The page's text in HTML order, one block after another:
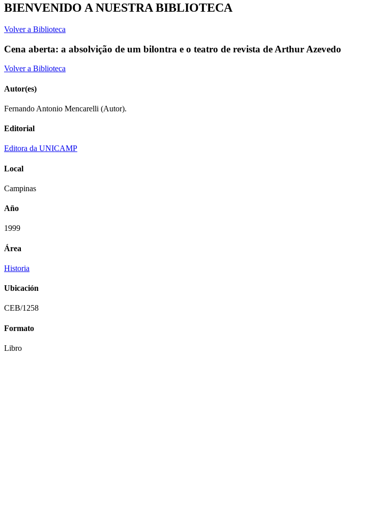
BIENVENIDO A NUESTRA BIBLIOTECA
Volver a Biblioteca
Cena aberta: a absolvição de um bilontra e o teatro de revista de Arthur Azevedo
Volver a Biblioteca
Autor(es)
Fernando Antonio Mencarelli (Autor).
Editorial
Editora da UNICAMP
Local
Campinas
Año
1999
Área
Historia
Ubicación
CEB/1258
Formato
Libro